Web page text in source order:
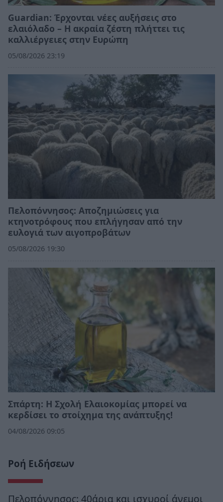
Guardian: Έρχονται νέες αυξήσεις στο
ελαιόλαδο – Η ακραία ζέστη πλήττει τις
καλλιέργειες στην Ευρώπη
05/08/2026 23:19
Πελοπόννησος: Αποζημιώσεις για
κτηνοτρόφους που επλήγησαν από την
ευλογιά των αιγοπροβάτων
05/08/2026 19:30
Σπάρτη: Η Σχολή Ελαιοκομίας μπορεί να
κερδίσει το στοίχημα της ανάπτυξης!
04/08/2026 09:05
Ροή Ειδήσεων
Πελοπόννησος: 40άρια και ισχυροί άνεμοι